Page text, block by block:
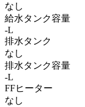
なし
給水タンク容量
-L
排水タンク
なし
排水タンク容量
-L
FFヒーター
なし